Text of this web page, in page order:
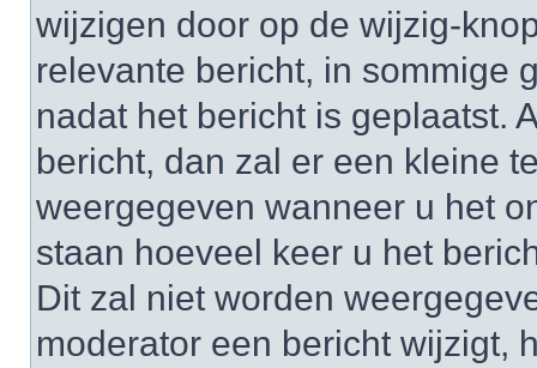
wijzigen door op de wijzig-
relevante bericht, in sommige
nadat het bericht is geplaatst.
bericht, dan zal er een kleine
weergegeven wanneer u het
staan hoeveel keer u het
Dit zal niet worden
moderator een bericht wijzigt,